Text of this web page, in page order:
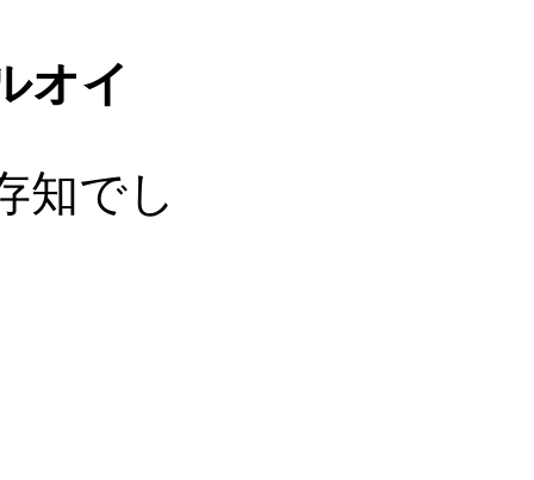
オイ
知でし